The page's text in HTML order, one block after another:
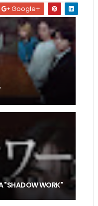
Google+
"SHADOW WORK"